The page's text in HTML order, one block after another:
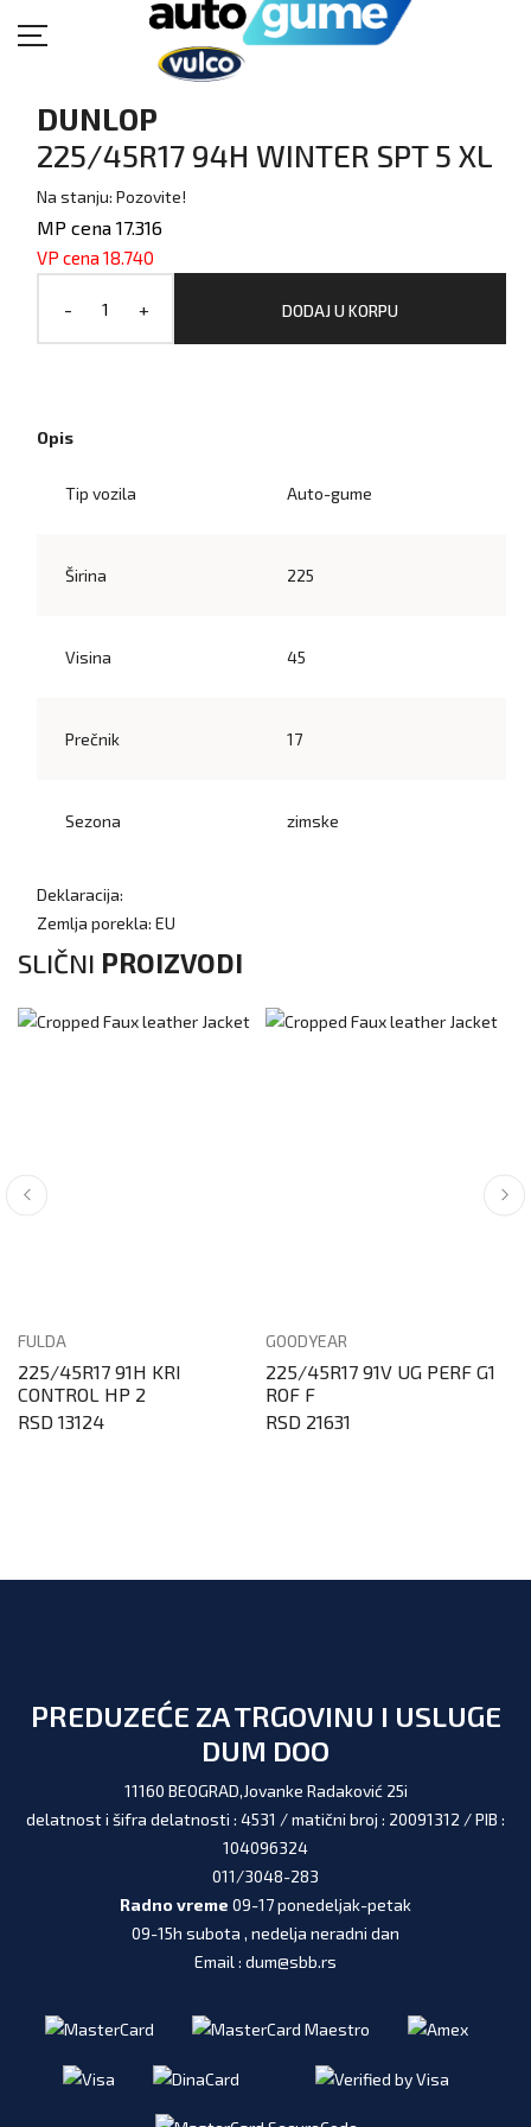
DUNLOP
225/45R17 94H WINTER SPT 5 XL
Na stanju: Pozovite!
MP cena 17.316
VP cena 18.740
- + DODAJ U KORPU
Opis
Tip vozila Auto-gume
Širina 225
Visina 45
Prečnik 17
Sezona zimske
Deklaracija:
Zemlja porekla: EU
SLIČNI PROIZVODI
FULDA
225/45R17 91H KRI
CONTROL HP 2
RSD 13124
GOODYEAR
225/45R17 91V UG PERF G1
ROF F
RSD 21631
PREDUZEĆE ZA TRGOVINU I USLUGE
DUM DOO
11160 BEOGRAD,Jovanke Radaković 25i
delatnost i šifra delatnosti : 4531 / matični broj : 20091312 / PIB :
104096324
011/3048-283
Radno vreme 09-17 ponedeljak-petak
09-15h subota , nedelja neradni dan
Email : dum@sbb.rs